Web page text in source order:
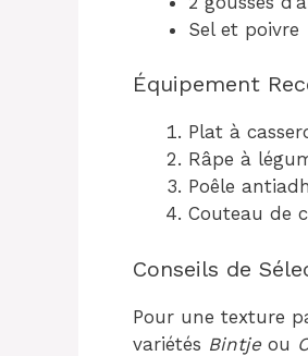
Sel et poivre
Équipement
Plat à
Râpe à
Poêle
Couteau de
Conseils de
Pour une texture
variétés Bintje ou